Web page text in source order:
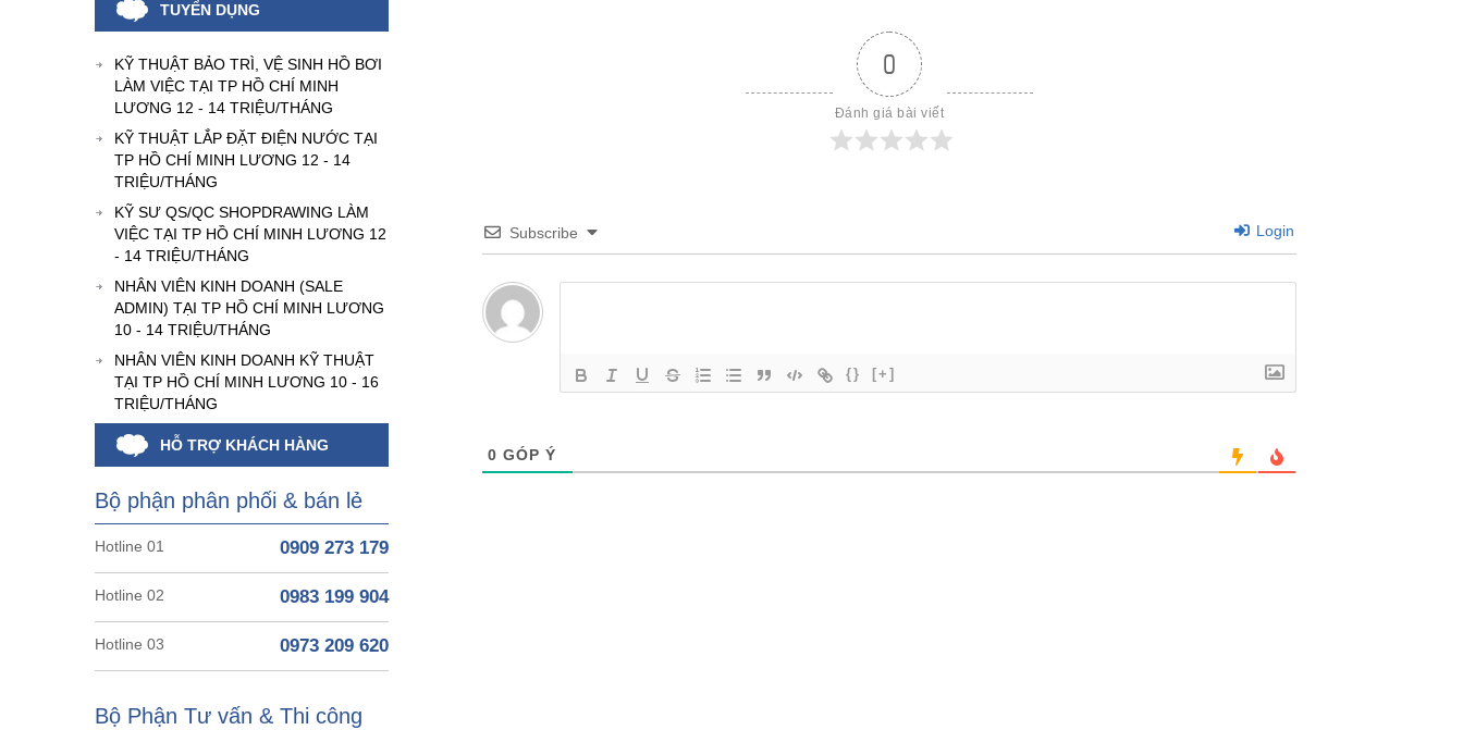
TUYỂN DỤNG
KỸ THUẬT BẢO TRÌ, VỆ SINH HỒ BƠI
LÀM VIỆC TẠI TP HỒ CHÍ MINH
LƯƠNG 12 - 14 TRIỆU/THÁNG
KỸ THUẬT LẮP ĐẶT ĐIỆN NƯỚC TẠI
TP HỒ CHÍ MINH LƯƠNG 12 - 14
TRIỆU/THÁNG
KỸ SƯ QS/QC SHOPDRAWING LÀM
VIỆC TẠI TP HỒ CHÍ MINH LƯƠNG 12
- 14 TRIỆU/THÁNG
NHÂN VIÊN KINH DOANH (SALE
ADMIN) TẠI TP HỒ CHÍ MINH LƯƠNG
10 - 14 TRIỆU/THÁNG
NHÂN VIÊN KINH DOANH KỸ THUẬT
TẠI TP HỒ CHÍ MINH LƯƠNG 10 - 16
TRIỆU/THÁNG
HỖ TRỢ KHÁCH HÀNG
Bộ phận phân phối & bán lẻ
Hotline 01 0909 273 179
Hotline 02 0983 199 904
Hotline 03 0973 209 620
Bộ Phận Tư vấn & Thi công
0
Đánh giá bài viết
Subscribe Login
{} [+]
0 GÓP Ý